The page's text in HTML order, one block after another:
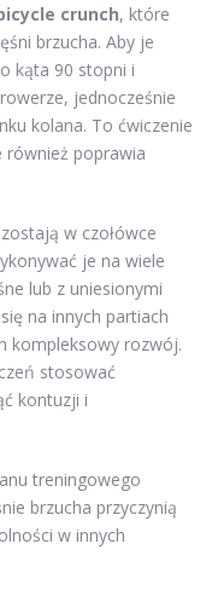
crunch, które
brzucha. Aby je
kąta 90 stopni i
jednocześnie
kolana. To ćwiczenie
również poprawia
w czołówce
je na wiele
lub z uniesionymi
na innych partiach
kompleksowy rozwój.
stosować
kontuzji i
treningowego
brzucha przyczynią
w innych